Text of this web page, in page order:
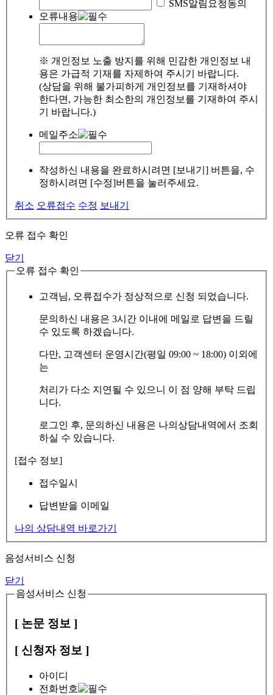
SMS알림요청동의
오류내용
※ 개인정보 노출 방지를 위해 민감한 개인정보 내
용은 가급적 기재를 자제하여 주시기 바랍니다.
(상담을 위해 불가피하게 개인정보를 기재하셔야
한다면, 가능한 최소한의 개인정보를 기재하여 주시
기 바랍니다.)
메일주소
작성하신 내용을 완료하시려면 [보내기] 버튼을, 수
정하시려면 [수정]버튼을 눌러주세요.
취소 오류접수 수정 보내기
오류 접수 확인
닫기
오류 접수 확인
고객님, 오류접수가 정상적으로 신청 되었습니다.
문의하신 내용은 3시간 이내에 메일로 답변을 드릴
수 있도록 하겠습니다.
다만, 고객센터 운영시간(평일 09:00 ~ 18:00) 이외에
는
처리가 다소 지연될 수 있으니 이 점 양해 부탁 드립
니다.
로그인 후, 문의하신 내용은 나의상담내역에서 조회
하실 수 있습니다.
[접수 정보]
접수일시
답변받을 이메일
나의 상담내역 바로가기
음성서비스 신청
닫기
음성서비스 신청
[ 논문 정보 ]
[ 신청자 정보 ]
아이디
전화번호